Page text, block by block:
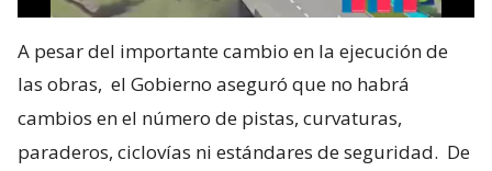
A pesar del importante cambio en la ejecución de
las obras, el Gobierno aseguró que no habrá
cambios en el número de pistas, curvaturas,
paraderos, ciclovías ni estándares de seguridad. De